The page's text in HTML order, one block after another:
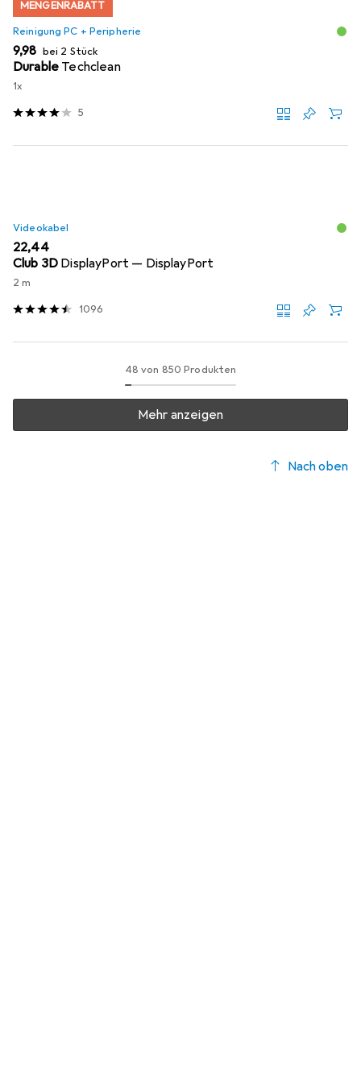
MENGENRABATT
Reinigung PC + Peripherie
EUR
9,98 bei 2 Stück
Durable Techclean
1x
5
Videokabel
EUR
22,44
Club 3D DisplayPort — DisplayPort
2 m
1096
48 von 850 Produkten
Mehr anzeigen
Nach oben